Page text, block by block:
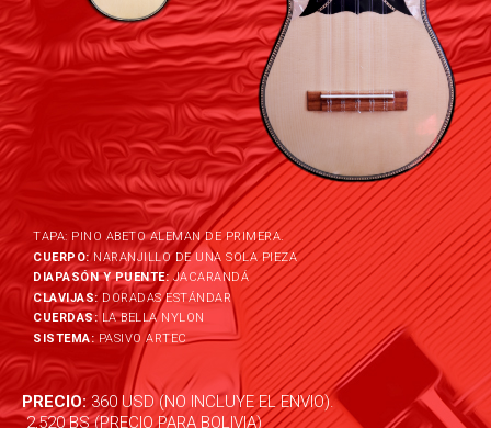
TAPA: PINO ABETO ALEMAN DE PRIMERA.
CUERPO: NARANJILLO DE UNA SOLA PIEZA
DIAPASÓN Y PUENTE:JACARANDÁ
CLAVIJAS:DORADAS ESTÁNDAR
CUERDAS:LA BELLA NYLON
SISTEMA: PASIVO ARTEC
PRECIO: 360 USD (NO INCLUYE EL ENVIO).
2,520 BS (PRECIO PARA BOLIVIA)